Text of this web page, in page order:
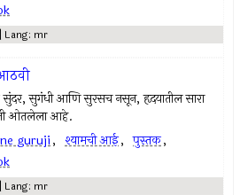
Lang: mr
सुगंधी आणि सुरसच नसून, हृदयातील सारा
ओतलेला आहे.
guruji, श्यामची आई, पुस्तक,
Lang: mr